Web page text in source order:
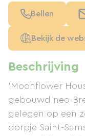
Beschrijving
'Moonflower
gebouwd neo-
gelegen op een
dorpje Saint-
Bellen
Bekijk de